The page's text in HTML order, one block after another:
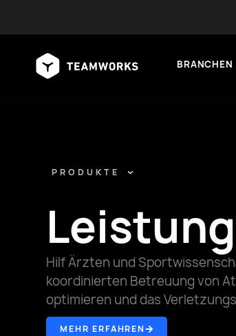
BRANCHEN
PRODUKTE
Leistung
Hilf Ärzten und
koordinierten Betreuung von
optimieren und das
MEHR ERFAHREN